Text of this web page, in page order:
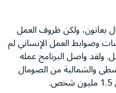
ولكن ظروف العمل
وضوابط العمل الإنساني لم
ولقد واصل البرنامج عمله
والشمالية من الصومال